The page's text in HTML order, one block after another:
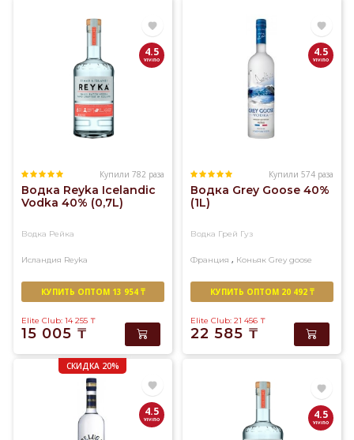
качественная
представлена
разделе
каталога.
4.5
Купили 782 раза
Водка Reyka Icelandic
Vodka 40% (0,7L)
Водка Рейка
Исландия Reyka
КУПИТЬ ОПТОМ 13 954 ₸
Elite Club: 14 255 ₸
15 005 ₸
4.5
Купили 574 раза
Водка Grey Goose 40%
(1L)
Водка Грей Гуз
Франция , Коньяк Grey goose
КУПИТЬ ОПТОМ 20 492 ₸
Elite Club: 21 456 ₸
22 585 ₸
СКИДКА 20%
4.5 4.5